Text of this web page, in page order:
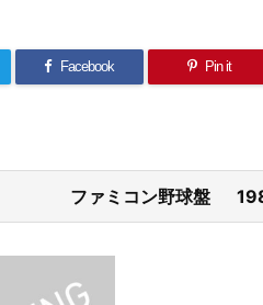
Facebook Pin it
ファミコン野球盤